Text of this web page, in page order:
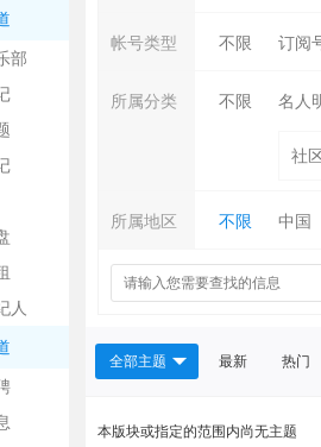
部
人
帐号类型 不限 订阅
所属分类 不限 名人
社
所属地区 不限 中国
全部主题 最新 热门
本版块或指定的范围内尚无主题